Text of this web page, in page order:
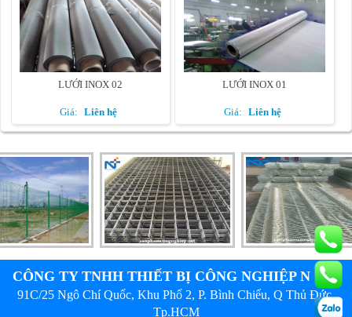
LƯỚI INOX 02
Giá: Liên hệ
LƯỚI INOX 01
Giá: Liên hệ
CÔNG TY TNHH THIẾT BỊ CÔNG NGHIỆP N & T
91C/25 Ngô Chí Quốc, Khu Phố 2, P. Bình Chiểu, Q Thủ Đức,
Tp.HCM